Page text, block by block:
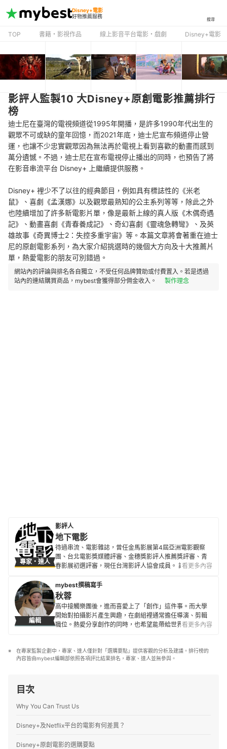
Disney+電影
好物推薦服務
搜尋
TOP 書籍・影視作品 線上影音平台電影・戲劇 Disney+電影
影評人監製10 大Disney+原創電影推薦排行
榜
迪士尼在臺灣的電視頻道從1995年開播，是許多1990年代出生的
觀眾不可或缺的童年回憶，而2021年底，迪士尼宣布頻道停止營
運，也讓不少忠實觀眾因為無法再於電視上看到喜歡的動畫而感到
萬分遺憾。不過，迪士尼在宣布電視停止播出的同時，也預告了將
在影音串流平台 Disney+ 上繼續提供服務。
Disney+ 裡少不了以往的經典節目，例如具有標誌性的《米老
鼠》、喜劇《孟漢娜》以及觀眾最熟知的公主系列等等，除此之外
也陸續增加了許多新電影片單，像是最新上線的真人版《木偶奇遇
記》、動畫喜劇《青春養成記》、奇幻喜劇《靈魂急轉彎》、及英
雄故事《奇異博士2：失控多重宇宙》等。本篇文章將會著重在迪士
尼的原創電影系列，為大家介紹挑選時的幾個大方向及十大推薦片
單，熱愛電影的朋友可別錯過。
網站內的評論與排名各自獨立，不受任何品牌贊助或付費置入。若是透過
站內的連結購買商品，mybest會獲得部分佣金收入。
製作理念
專家・達人
影評人
地下電影
待過串流、電影雜誌，曾任金馬影展第4屆亞洲電影觀察
團、台北電影獎媒體評審、金穗獎影評人推薦獎評審、青
春影展初選評審，現任台灣影評人協會成員。 評論文章散
CATCHPLAY+、Giloo紀實影音等各大媒體平台與紙本刊
物。
地下電影的簡介
看更多內容
編輯
mybest撰稿寫手
秋蓉
高中接觸樂團後，進而喜愛上了「創作」這件事。而大學
開始對拍攝影片產生興趣，在劇組裡通常擔任導演、剪輯
職位。熱愛分享創作的同時，也希望能帶給世界一些些不
看更多內容
在專家監製企劃中，專家、達人僅針對「選購要點」提供客觀的分析及建議。排行榜的
內容皆由mybest編輯部依照各項評比結果排名，專家、達人並無參與。
目次
Why You Can Trust Us
Disney+及Netflix平台的電影有何差異？
Disney+原創電影的選購要點